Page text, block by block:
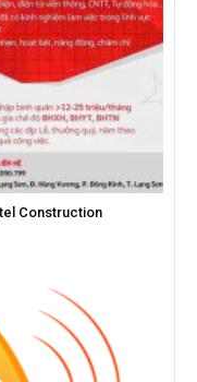
Construction